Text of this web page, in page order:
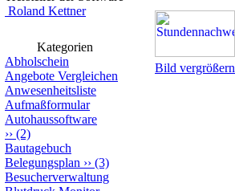
Roland Kettner
Kategorien
Abholschein
Angebote Vergleichen
Anwesenheitsliste
Aufmaßformular
Autohaussoftware
›› (2)
Bautagebuch
Belegungsplan ›› (3)
Besucherverwaltung
Bild vergrößern